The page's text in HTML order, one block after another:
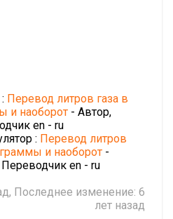
Перевод литров газа в
и наоборот - Автор,
en - ru
: Перевод литров
граммы и наоборот -
en - ru
, Последнее изменение: 6
лет назад